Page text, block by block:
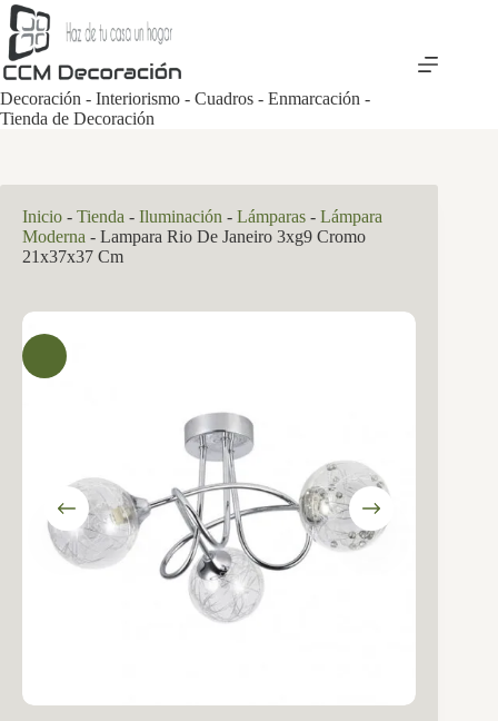
Saltar
al
contenido
Decoración - Interiorismo - Cuadros - Enmarcación -
Tienda de Decoración
Inicio - Tienda - Iluminación - Lámparas - Lámpara
Moderna - Lampara Rio De Janeiro 3xg9 Cromo
21x37x37 Cm